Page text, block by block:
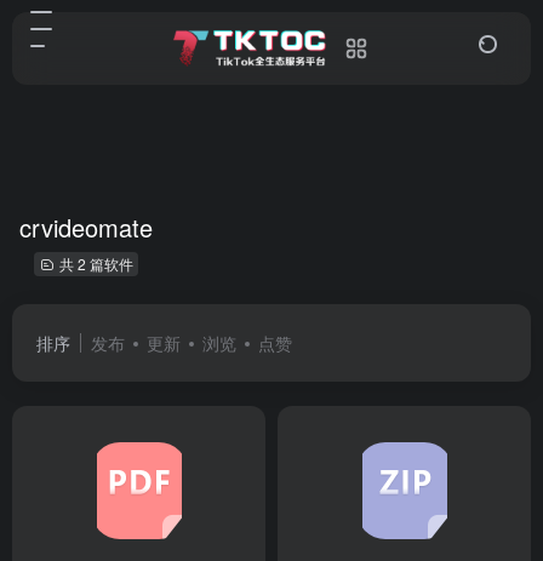
crvideomate
共 2 篇软件
排序 发布 更新 浏览 点赞